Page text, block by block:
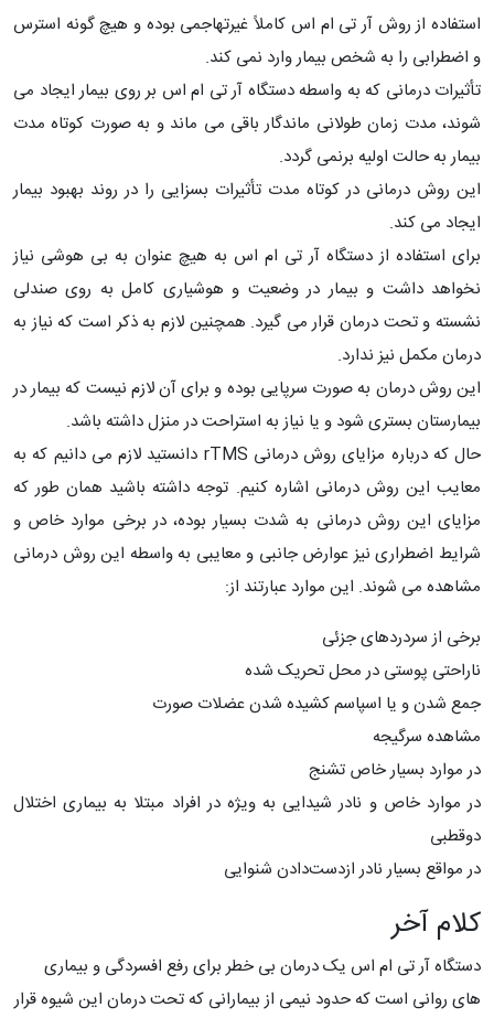
استفاده از روش آر تی ام اس کاملاً غیرتهاجمی بوده و هیچ‌ گونه استرس
و اضطرابی را به شخص بیمار وارد نمی‌ کند.
تأثیرات درمانی که به ‌واسطه دستگاه آر تی ام اس بر روی بیمار ایجاد می
‌شوند، مدت ‌زمان طولانی ماندگار باقی می ‌ماند و به ‌صورت کوتاه ‌مدت
بیمار به حالت اولیه برنمی ‌گردد.
این روش درمانی در کوتاه ‌مدت تأثیرات بسزایی را در روند بهبود بیمار
ایجاد می ‌کند.
برای استفاده از دستگاه آر تی ام اس به‌ هیچ‌ عنوان به بی ‌هوشی نیاز
نخواهد داشت و بیمار در وضعیت و هوشیاری کامل به روی صندلی
نشسته و تحت درمان قرار می‌ گیرد. همچنین لازم به ذکر است که نیاز به
درمان مکمل نیز ندارد.
این روش درمان به ‌صورت سرپایی بوده و برای آن لازم نیست که بیمار در
بیمارستان بستری شود و یا نیاز به استراحت در منزل داشته باشد.
حال که درباره مزایای روش درمانی rTMS دانستید لازم می ‌دانیم که به
معایب این روش درمانی اشاره کنیم. توجه داشته باشید همان‌ طور که
مزایای این روش درمانی به‌ شدت بسیار بوده، در برخی موارد خاص و
شرایط اضطراری نیز عوارض جانبی و معایبی به‌ واسطه این روش درمانی
مشاهده می‌ شوند. این موارد عبارتند از:
برخی از سردردهای جزئی
ناراحتی پوستی در محل تحریک شده
جمع‌ شدن و یا اسپاسم کشیده شدن عضلات صورت
مشاهده سرگیجه
در موارد بسیار خاص تشنج
در موارد خاص و نادر شیدایی به ‌ویژه در افراد مبتلا به بیماری اختلال
دوقطبی
در مواقع بسیار نادر ازدست‌دادن شنوایی
کلام آخر
دستگاه آر تی ام اس یک درمان بی خطر برای رفع افسردگی و بیماری
های روانی است که حدود نیمی از بیمارانی که تحت درمان این شیوه قرار